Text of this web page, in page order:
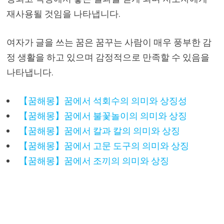
재사용될 것임을 나타냅니다.
여자가 글을 쓰는 꿈은 꿈꾸는 사람이 매우 풍부한 감
정 생활을 하고 있으며 감정적으로 만족할 수 있음을
나타냅니다.
【꿈해몽】꿈에서 석회수의 의미와 상징성
【꿈해몽】꿈에서 불꽃놀이의 의미와 상징
【꿈해몽】꿈에서 칼과 칼의 의미와 상징
【꿈해몽】꿈에서 고문 도구의 의미와 상징
【꿈해몽】꿈에서 조끼의 의미와 상징